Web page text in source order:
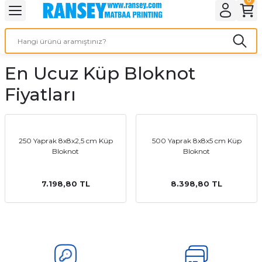
Geri Dön
Geri Dön
Geri Dön
Geri Dön
Ürünleri
Geri Dön
Geri Dön
Geri Dön
En Ucuz Küp Bloknot
Fiyatları
250 Yaprak 8x8x2,5 cm Küp
Bloknot
7.198,80 TL
500 Yaprak 8x8x5 cm Küp
Bloknot
8.398,80 TL